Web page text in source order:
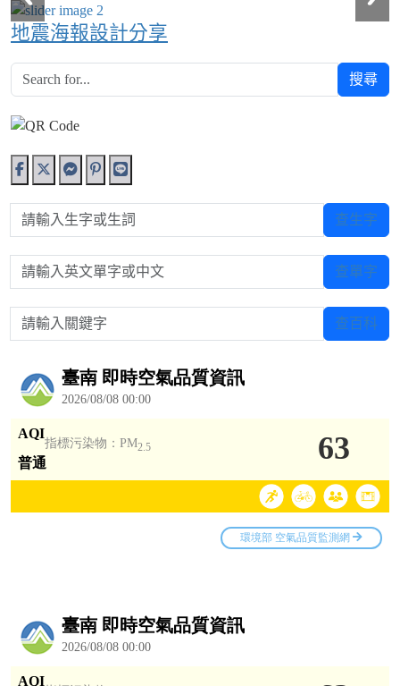
地震海報設計分享
搜尋
請輸入生字或生詞 查生字
請輸入英文單字或中文 查單字
請輸入關鍵字 查百科